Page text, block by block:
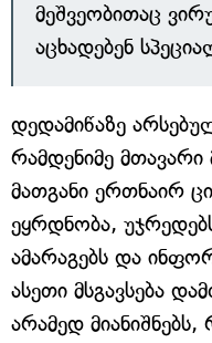
მეშვეობითაც
აცხადებენ
დედამიწაზე
რამდენიმე მთავარი
მათგანი ერთნაირ
ეყრდნობა,
ამარაგებს და
ასეთი მსგავსება
არამედ